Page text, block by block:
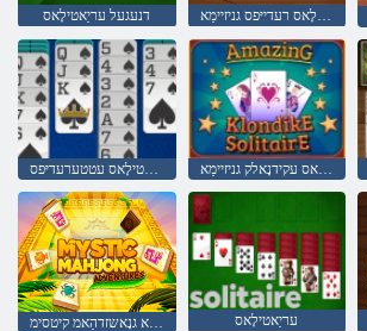
דנעגעל עריַאטילָאס עריַאטילָאס רעדייּפס גניזיימַא
עריַאטילָאס עקידנָאלק גניזיימַא
עריַאטילָאס